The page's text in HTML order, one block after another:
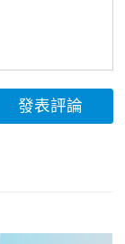
發表評論